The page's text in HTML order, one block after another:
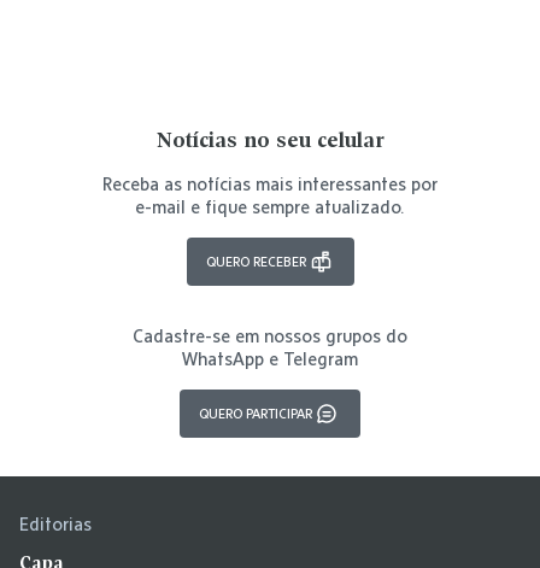
Notícias no seu celular
Receba as notícias mais interessantes por
e-mail e fique sempre atualizado.
QUERO RECEBER
Cadastre-se em nossos grupos do
WhatsApp e Telegram
QUERO PARTICIPAR
Editorias
Capa